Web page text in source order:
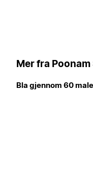
Mer fra Poonam
Bla gjennom 60